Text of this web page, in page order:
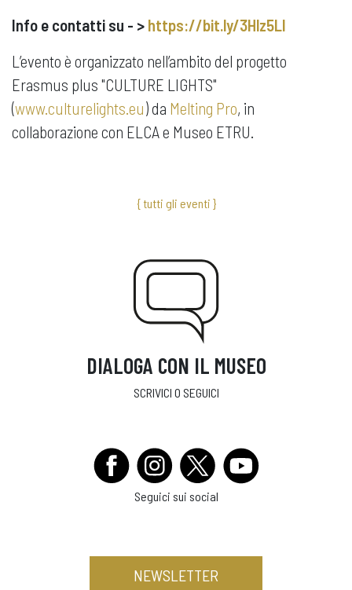
Info e contatti su - > https://bit.ly/3Hlz5Ll
L’evento è organizzato nell’ambito del progetto
Erasmus plus "CULTURE LIGHTS"
(www.culturelights.eu) da Melting Pro, in
collaborazione con ELCA e Museo ETRU.
{ tutti gli eventi }
DIALOGA CON IL MUSEO
SCRIVICI O SEGUICI
Seguici sui social
NEWSLETTER